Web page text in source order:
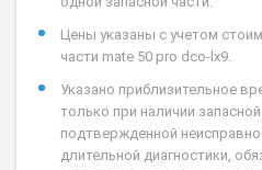
Цены указаны с учетом
части mate 50 pro dco-lx9.
Указано приблизительное
только при наличии
подтвержденной
длительной диагностики,